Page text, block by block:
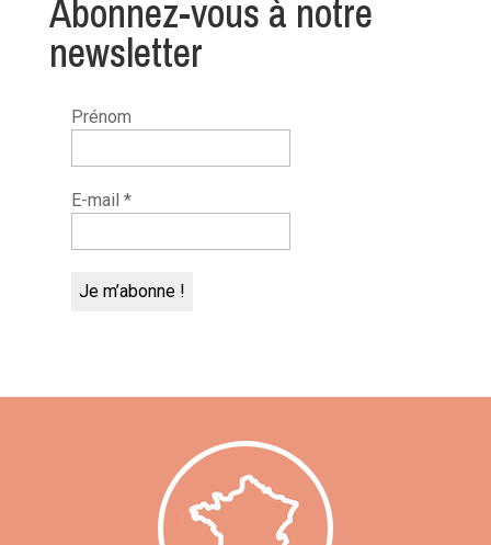
Abonnez-vous à notre
newsletter
Prénom
E-mail *